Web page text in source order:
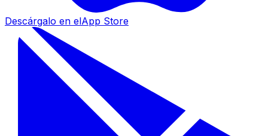
Descárgalo en elApp Store